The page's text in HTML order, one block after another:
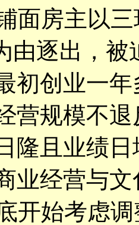
面房主以
由逐出，
初创业一
营规模不
隆且业绩
业经营与
开始考虑